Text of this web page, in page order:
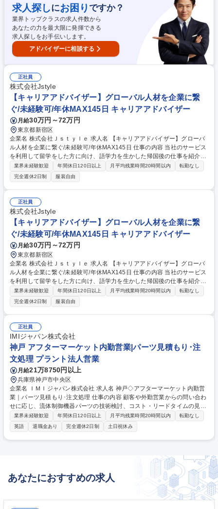
確に分けており、事務処理などで教室運営を強力くサポートするので、講
師は専門性の高い「教育のプロ」として活躍できます。【新人研修充実】
模擬授業などでスキルを身に付け、自信を持ってレッスンに臨めます。研
修後は、経験の浅い方には年次の低い学年や英検対策などからお任せしま
す。※（業務内容の変更の範囲）当社業務全般 募集職種 【長野市/英語講
師】未経験可/大手G中核企業/長期連休有/高い定着率/福利厚生◎
求人探しにお困り ですか？
業界トップクラスの求人件数から
あなたの力を最大限に発揮できる
求人探しをお手伝いします。
アドバイザーに相談する
正社員
株式会社Jstyle
【キャリアアドバイザー】グローバル人材を企業に繋
ぐ/未経験可/年休MAX145日 キャリアアドバイザー
月給30万円～72万円
東京都新宿区
企業名 株式会社Ｊｓｔｙｌｅ 求人名 【キャリアアドバイザー】グローバ
ル人材を企業に繋ぐ/未経験可/年休MAX145日 仕事の内容 当社のサービス
を利用して留学をした方に向け、語学力を生かした帰国後の仕事を紹介す
る人材サービス事業のキャリアアドバイザー（CA）業務をお任せしま
す。※英語スキルや留学経験は不要ですのでご安心ください 【留学生担当
のキャリアアドバイザ業務】 サービスの紹介～成約→日程調整、面談実施
→履歴書や面接対策をアドバイスなどをお任せします。★当社は「夢カナ
留学」で事業拡大を進めてきましたが、新たな事業の柱として、夢を叶え
るために留学を選び、帰国した留学生の就職を実現するサービスとして発
足した新規事業です。 ※残業は月平均13.8h以内です。（1日1時間以内）
募集職種 【キャリアアドバイザー】グローバル人材を企業に繋ぐ/未経験
可/年休MAX145日
業界未経験歓迎 年間休日120日以上 月平均残業時間20時間以内
転勤なし
完全週休2日制
服装自由
正社員
株式会社Jstyle
【キャリアアドバイザー】グローバル人材を企業に繋
ぐ/未経験可/年休MAX145日 キャリアアドバイザー
月給30万円～72万円
東京都新宿区
企業名 株式会社Ｊｓｔｙｌｅ 求人名 【キャリアアドバイザー】グローバ
ル人材を企業に繋ぐ/未経験可/年休MAX145日 仕事の内容 当社のサービス
を利用して留学をした方に向け、語学力を生かした帰国後の仕事を紹介す
る人材サービス事業のキャリアアドバイザー（CA）業務をお任せしま
す。※英語スキルや留学経験は不要ですのでご安心ください 【留学生担当
のキャリアアドバイザ業務】 サービスの紹介～成約→日程調整、面談実施
→履歴書や面接対策をアドバイスなどをお任せします。★当社は「夢カナ
留学」で事業拡大を進めてきましたが、新たな事業の柱として、夢を叶え
るために留学を選び、帰国した留学生の就職を実現するサービスとして発
足した新規事業です。 ※残業は月平均13.8h以内です。（1日1時間以内）
募集職種 【キャリアアドバイザー】グローバル人材を企業に繋ぐ/未経験
可/年休MAX145日
業界未経験歓迎 年間休日120日以上 月平均残業時間20時間以内
転勤なし
完全週休2日制
服装自由
正社員
IMIジャパン株式会社
神戸 アフターマーケット内勤営業|パーツ見積もり･注
文処理 プラント法人営業
月給21万8750円以上
兵庫県神戸市中央区
企業名 ＩＭＩジャパン株式会社 求人名 神戸◇アフターマーケット内勤営
業｜パーツ見積もり･注文処理 仕事の内容 顧客や外勤営業からの問い合わ
せに応じ、流体制御機器パーツの技術検討、コスト・リードタイムの見積
もり、システムへの注文・発注処理、納期および商務条件の管理・調整を
一貫して担当する内勤営業業務です。 ■外勤営業や顧客からの依頼に対す
るパーツの価格算出･提案書作成 ■専用のサイジングソフトを用いた適切
な製品･サービスの選択と検証 ■ERPやSFDC等のITツールを使用した注文
務条件の管理と調整業務 ■顧客仕様書の確認、および海外等の製作側に対
する正確な指示出し ■外勤営業と連携した顧客訪問、および製品やサービ
スに関する提案説明 募集職種 神戸◇アフターマーケット内勤営業｜パー
ツ見積もり･注文処理
業界未経験歓迎 年間休日120日以上 月平均残業時間20時間以内
転勤なし
英語
退職金あり 完全週休2日制 土日祝休み
あなたにおすすめの求人